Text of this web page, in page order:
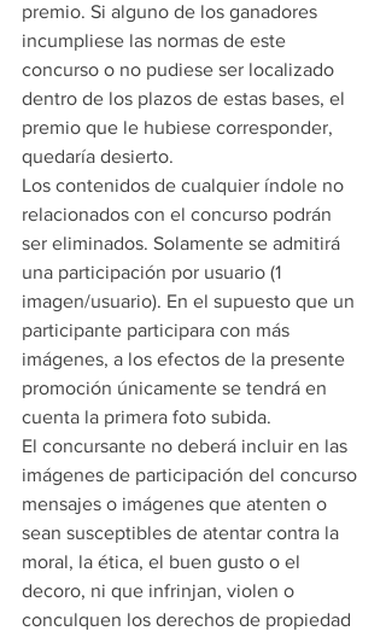
premio. Si alguno de los ganadores
incumpliese las normas de este
concurso o no pudiese ser localizado
dentro de los plazos de estas bases, el
premio que le hubiese corresponder,
quedaría desierto.
Los contenidos de cualquier índole no
relacionados con el concurso podrán
ser eliminados. Solamente se admitirá
una participación por usuario (1
imagen/usuario). En el supuesto que un
participante participara con más
imágenes, a los efectos de la presente
promoción únicamente se tendrá en
cuenta la primera foto subida.
El concursante no deberá incluir en las
imágenes de participación del concurso
mensajes o imágenes que atenten o
sean susceptibles de atentar contra la
moral, la ética, el buen gusto o el
decoro, ni que infrinjan, violen o
conculquen los derechos de propiedad